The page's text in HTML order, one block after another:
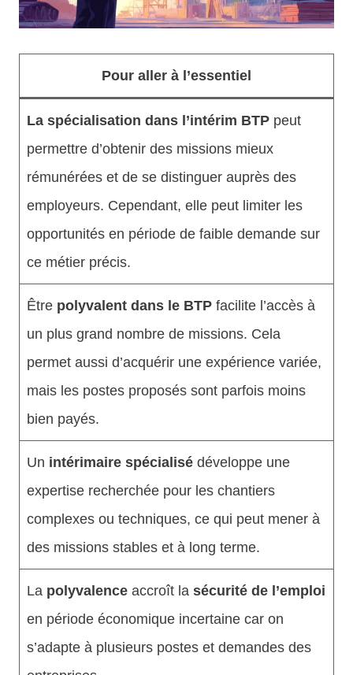
Pour aller à l’essentiel
La spécialisation dans l’intérim BTP peut
permettre d’obtenir des missions mieux
rémunérées et de se distinguer auprès des
employeurs. Cependant, elle peut limiter les
opportunités en période de faible demande sur
ce métier précis.
Être polyvalent dans le BTP facilite l’accès à
un plus grand nombre de missions. Cela
permet aussi d’acquérir une expérience variée,
mais les postes proposés sont parfois moins
bien payés.
Un intérimaire spécialisé développe une
expertise recherchée pour les chantiers
complexes ou techniques, ce qui peut mener à
des missions stables et à long terme.
La polyvalence accroît la sécurité de l’emploi
en période économique incertaine car on
s’adapte à plusieurs postes et demandes des